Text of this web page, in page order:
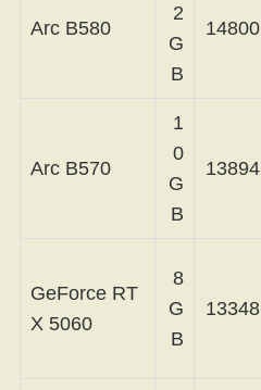
Arc B580
2
G
B
14800
Arc B570
1
0
G
B
13894
GeForce RT
X 5060
8
G
B
13348